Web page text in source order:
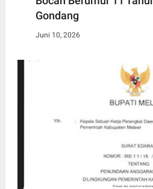
Gondang
Juni 10, 2026